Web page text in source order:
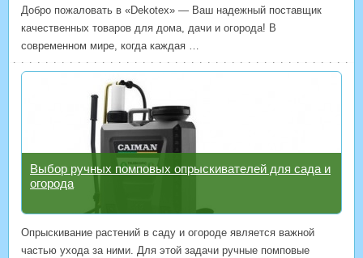
Добро пожаловать в «Dekotex» — Ваш надежный поставщик
качественных товаров для дома, дачи и огорода! В
современном мире, когда каждая …
Выбор ручных помповых опрыскивателей для сада и
огорода
Опрыскивание растений в саду и огороде является важной
частью ухода за ними. Для этой задачи ручные помповые